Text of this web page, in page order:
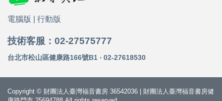
電腦版 行動版
技術客服：02-27575777
台北市松山區健康路166號B1 ‧ 02-27618530
Copyright © 財團法人臺灣福音書房 36542036 | 財團法人臺灣福音書房健